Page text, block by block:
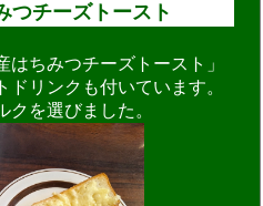
つチーズトースト
はちみつチーズトースト」
ドリンクも付いています。
クを選びました。